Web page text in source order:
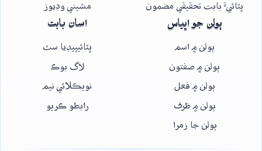
ڀٽائيءَ بابت تحقيقي مضمون
مشيني وڊيوز
ٻولن جو اڀياس
ٻولن ۾ اسم
ٻولن ۾ صفتون
ٻولن ۾ فعل
ٻولن ۾ ظرف
ٻولن جا زمرا
اسان بابت
ڀٽائيپيڊيا سٿ
لاگ بوڪ
نويڪلائي نيم
رابطو ڪريو